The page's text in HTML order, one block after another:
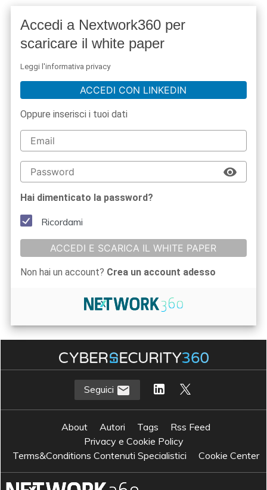
Accedi a Nextwork360 per
scaricare il white paper
Leggi l'informativa privacy
ACCEDI CON LINKEDIN
Oppure inserisci i tuoi dati
Hai dimenticato la password?
Ricordami
ACCEDI E SCARICA IL WHITE PAPER
Non hai un account? Crea un account adesso
Seguici
About Autori Tags
Rss Feed
Privacy e Cookie Policy
Terms&Conditions Contenuti Specialistici
Cookie Center